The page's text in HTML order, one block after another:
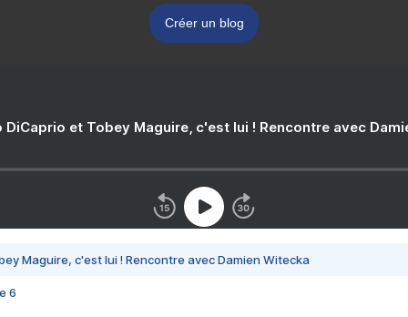
Créer un blog
DiCaprio et Tobey Maguire, c'est lui ! Rencontre avec
Maguire, c'est lui ! Rencontre avec Damien Witecka
6